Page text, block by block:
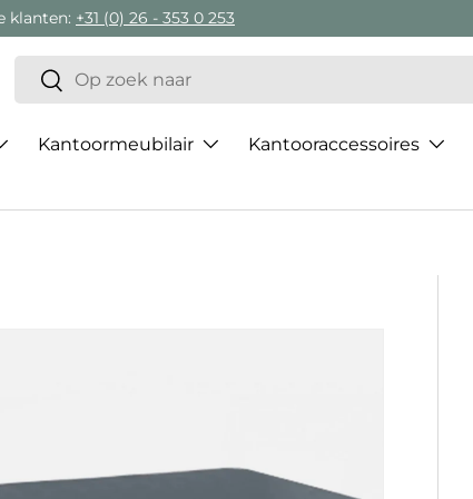
klanten: +31 (0) 26 - 353 0 253
Zoeken
Zoeken
Kantoormeubilair Kantooraccessoires